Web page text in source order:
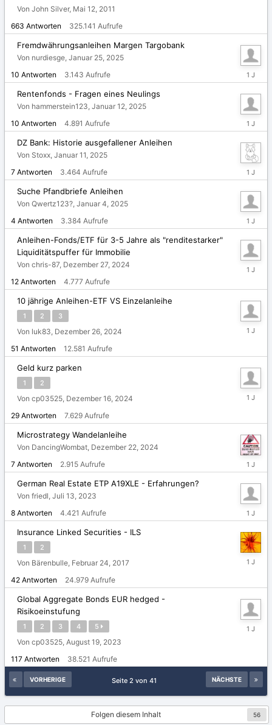
Von John Silver, Mai 12, 2011
663 Antworten 325.141 Aufrufe
Fremdwährungsanleihen Margen Targobank
Von nurdiesge, Januar 25, 2025
10 Antworten 3.143 Aufrufe
Januar
26,
2025
Rentenfonds - Fragen eines Neulings
Von hammerstein123, Januar 12, 2025
10 Antworten 4.891 Aufrufe
Januar
13,
2025
DZ Bank: Historie ausgefallener Anleihen
Von Stoxx, Januar 11, 2025
7 Antworten 3.464 Aufrufe
Januar
12,
2025
Suche Pfandbriefe Anleihen
Von Qwertz123?, Januar 4, 2025
4 Antworten 3.384 Aufrufe
Januar
6,
2025
Anleihen-Fonds/ETF für 3-5 Jahre als "renditestarker"
Liquiditätspuffer für Immobilie
Von chris-87, Dezember 27, 2024
12 Antworten 4.777 Aufrufe
Januar
2025
10 jährige Anleihen-ETF VS Einzelanleihe
1 2 3
Von luk83, Dezember 26, 2024
51 Antworten 12.581 Aufrufe
Geld kurz parken
1 2
Von cp03525, Dezember 16, 2024
29 Antworten 7.629 Aufrufe
Microstrategy Wandelanleihe
Von DancingWombat, Dezember 22, 2024
7 Antworten 2.915 Aufrufe
22,
2024
German Real Estate ETP A19XLE - Erfahrungen?
Von friedl, Juli 13, 2023
8 Antworten 4.421 Aufrufe
8,
2024
Insurance Linked Securities - ILS
1 2
Von Bärenbulle, Februar 24, 2017
42 Antworten 24.979 Aufrufe
Oktober
Global Aggregate Bonds EUR hedged -
Risikoeinstufung
1 2 3 4 5
Von cp03525, August 19, 2023
117 Antworten 38.521 Aufrufe
VORHERIGE NÄCHSTE
Seite 2 von 41
Folgen diesem Inhalt 56